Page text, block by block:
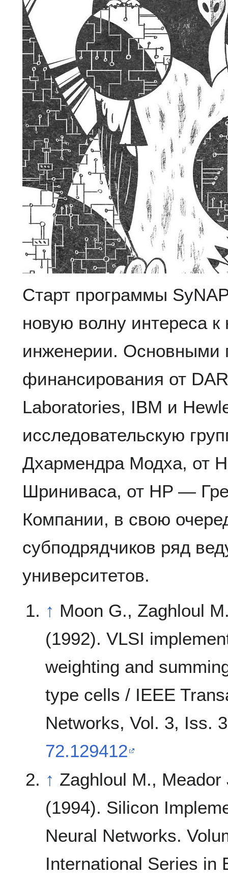
Старт программы
новую волну интереса
инженерии. Основными
финансирования от
Laboratories, IBM и
исследовательскую
Дхармендра Модха, от
Шриниваса, от HP —
Компании, в свою
субподрядчиков ряд
университетов.
↑ Moon G., Zaghloul
(1992). VLSI
weighting and
type cells / IEEE
Networks, Vol. 3, Iss.
72.129412
↑ Zaghloul M.,
(1994). Silicon
Neural Networks.
International Series in